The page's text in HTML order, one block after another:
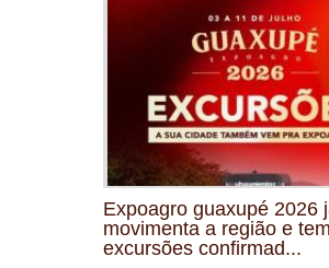
Expoagro guaxupé 2026
movimenta a região e tem
excursões confirmad...